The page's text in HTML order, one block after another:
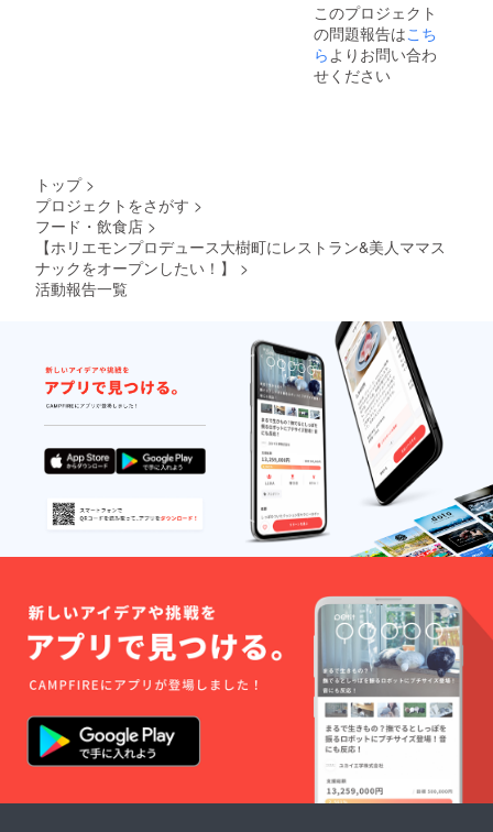
につき
まして
は、未
成年者
の方の
メン
するお
名前を
備考欄
にご記
入くだ
さい。
※日時は
追って
ご連絡
差し上
げま
す。
ティー
ディ
ナーペ
アご招
待 （２
コース
の美味
しい食
材を使
用した
本当に
美味し
い料理
を提供
致しま
す！！
ワイン
や日本
酒のペ
アリン
いま
す。 是
非北海
道の食
材をお
楽しみ
くださ
い！ ※
料理内
更にな
る可能
性があ
記載さ
れま
す！ ・
お店の
予約を
早くお
催イベ
ントの
際も予
約を優
先致し
ます！
オープ
ンまで
の裏話
も聞け
ちゃう
チャン
ス！ 大
樹町で
出を作
りませ
んか？
※このリ
ターン
につき
まして
は、未
成年者
支援は
お受け
できま
このプロジェクト
の問題報告はこち
らよりお問い合わ
せください
トップ >
プロジェクトをさがす >
フード・飲食店 >
【ホリエモンプロデュース大樹町にレストラン&美人ママス
ナックをオープンしたい！】
>
活動報告一覧